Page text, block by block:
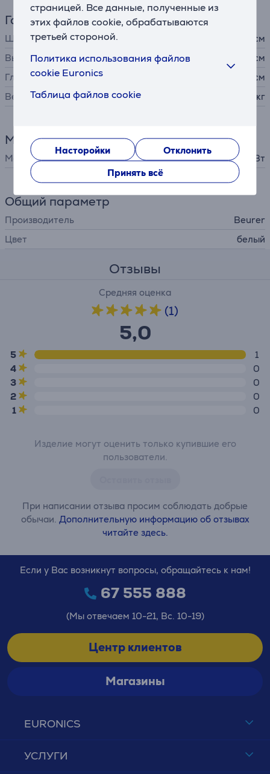
страницей. Все данные, полученные из
этих файлов cookie, обрабатываются
третьей стороной.
Политика использования файлов
cookie Euronics
Таблица файлов cookie
Насторойки
Отклонить
Принять всё
Габариты
Ширина
18 см
Высота
30 см
Глубина
19,5 см
Вес
0,648 кг
Мощность
Мощность 120 Вт
Общий параметр
Производитель
Beurer
Цвет
белый
Отзывы
Средняя оценка
(1)
5,0
5
1
4
0
3
0
2
0
1
0
Изделие могут оценить только купившие его
пользователи.
При написании отзыва просим соблюдать добрые
обычаи. Дополнительную информацию об отзывах
читайте здесь.
EURONICS
УСЛУГИ
Если у Вас возникнут вопросы, обращайтесь к нам!
67 555 888
(Мы отвечаем 10-21, Вс. 10-19)
Центр клиентов
Магазины